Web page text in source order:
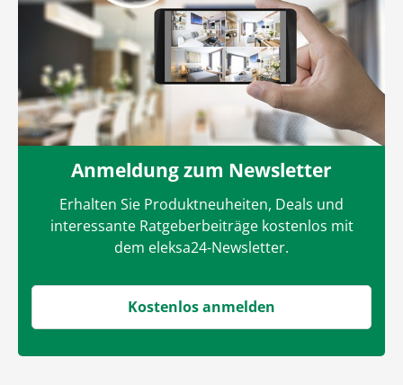
Anmeldung zum Newsletter
Erhalten Sie Produktneuheiten, Deals und
interessante Ratgeberbeiträge kostenlos mit
dem eleksa24-Newsletter.
Kostenlos anmelden